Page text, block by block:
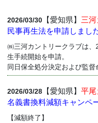
2026/03/30 【愛知県】 三
民事再生法を申請しまし
㈱三河カントリークラブは
生手続開始を申請。
同日保全処分決定および監督
2026/03/28 【愛知県】 平
名義書換料減額キャンペ
【減額終了】